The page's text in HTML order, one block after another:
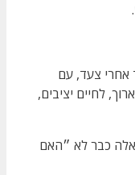
אחרי צעד, עם
לחיים יציבים,
כבר לא ״האם